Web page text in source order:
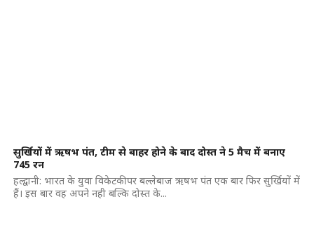
सुर्खियों में ऋषभ पंत, टीम से बाहर होने के बाद दोस्त ने 5 मैच में बनाए
745 रन
हल्द्वानी: भारत के युवा विकेटकीपर बल्लेबाज ऋषभ पंत एक बार फिर सुर्खियों में
हैं। इस बार वह अपने नही बल्कि दोस्त के...